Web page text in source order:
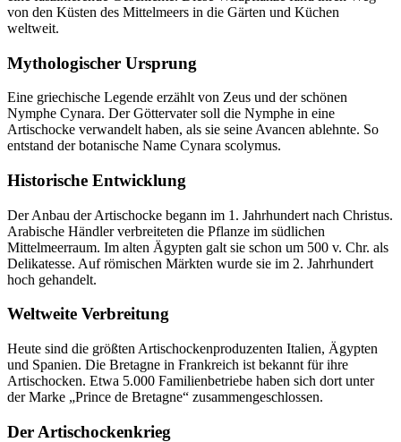
von den Küsten des Mittelmeers in die Gärten und Küchen
weltweit.
Mythologischer Ursprung
Eine griechische Legende erzählt von Zeus und der schönen
Nymphe Cynara. Der Göttervater soll die Nymphe in eine
Artischocke verwandelt haben, als sie seine Avancen ablehnte. So
entstand der botanische Name Cynara scolymus.
Historische Entwicklung
Der Anbau der Artischocke begann im 1. Jahrhundert nach Christus.
Arabische Händler verbreiteten die Pflanze im südlichen
Mittelmeerraum. Im alten Ägypten galt sie schon um 500 v. Chr. als
Delikatesse. Auf römischen Märkten wurde sie im 2. Jahrhundert
hoch gehandelt.
Weltweite Verbreitung
Heute sind die größten Artischockenproduzenten Italien, Ägypten
und Spanien. Die Bretagne in Frankreich ist bekannt für ihre
Artischocken. Etwa 5.000 Familienbetriebe haben sich dort unter
der Marke „Prince de Bretagne“ zusammengeschlossen.
Der Artischockenkrieg